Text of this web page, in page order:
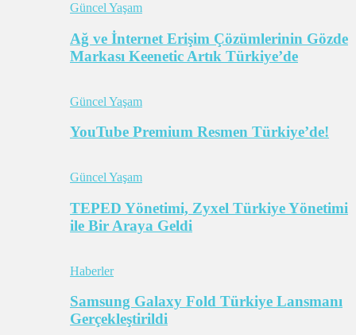
Güncel Yaşam
Ağ ve İnternet Erişim Çözümlerinin Gözde
Markası Keenetic Artık Türkiye’de
Güncel Yaşam
YouTube Premium Resmen Türkiye’de!
Güncel Yaşam
TEPED Yönetimi, Zyxel Türkiye Yönetimi
ile Bir Araya Geldi
Haberler
Samsung Galaxy Fold Türkiye Lansmanı
Gerçekleştirildi